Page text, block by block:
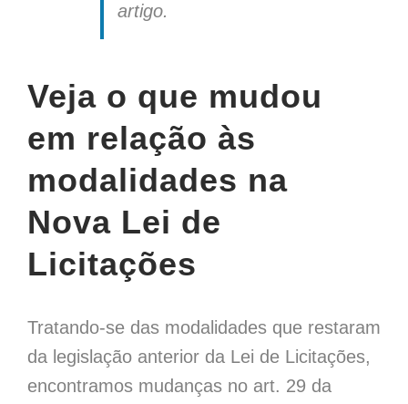
artigo.
Veja o que mudou
em relação às
modalidades na
Nova Lei de
Licitações
Tratando-se das modalidades que restaram
da legislação anterior da Lei de Licitações,
encontramos mudanças no art. 29 da